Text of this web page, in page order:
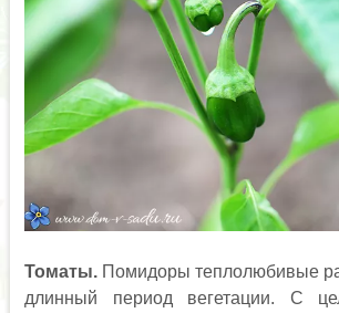
Томаты.Помидоры теплолюбивые
длинный период вегетации. С